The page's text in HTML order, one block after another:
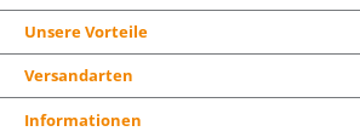
Unsere Vorteile
Versandarten
Informationen